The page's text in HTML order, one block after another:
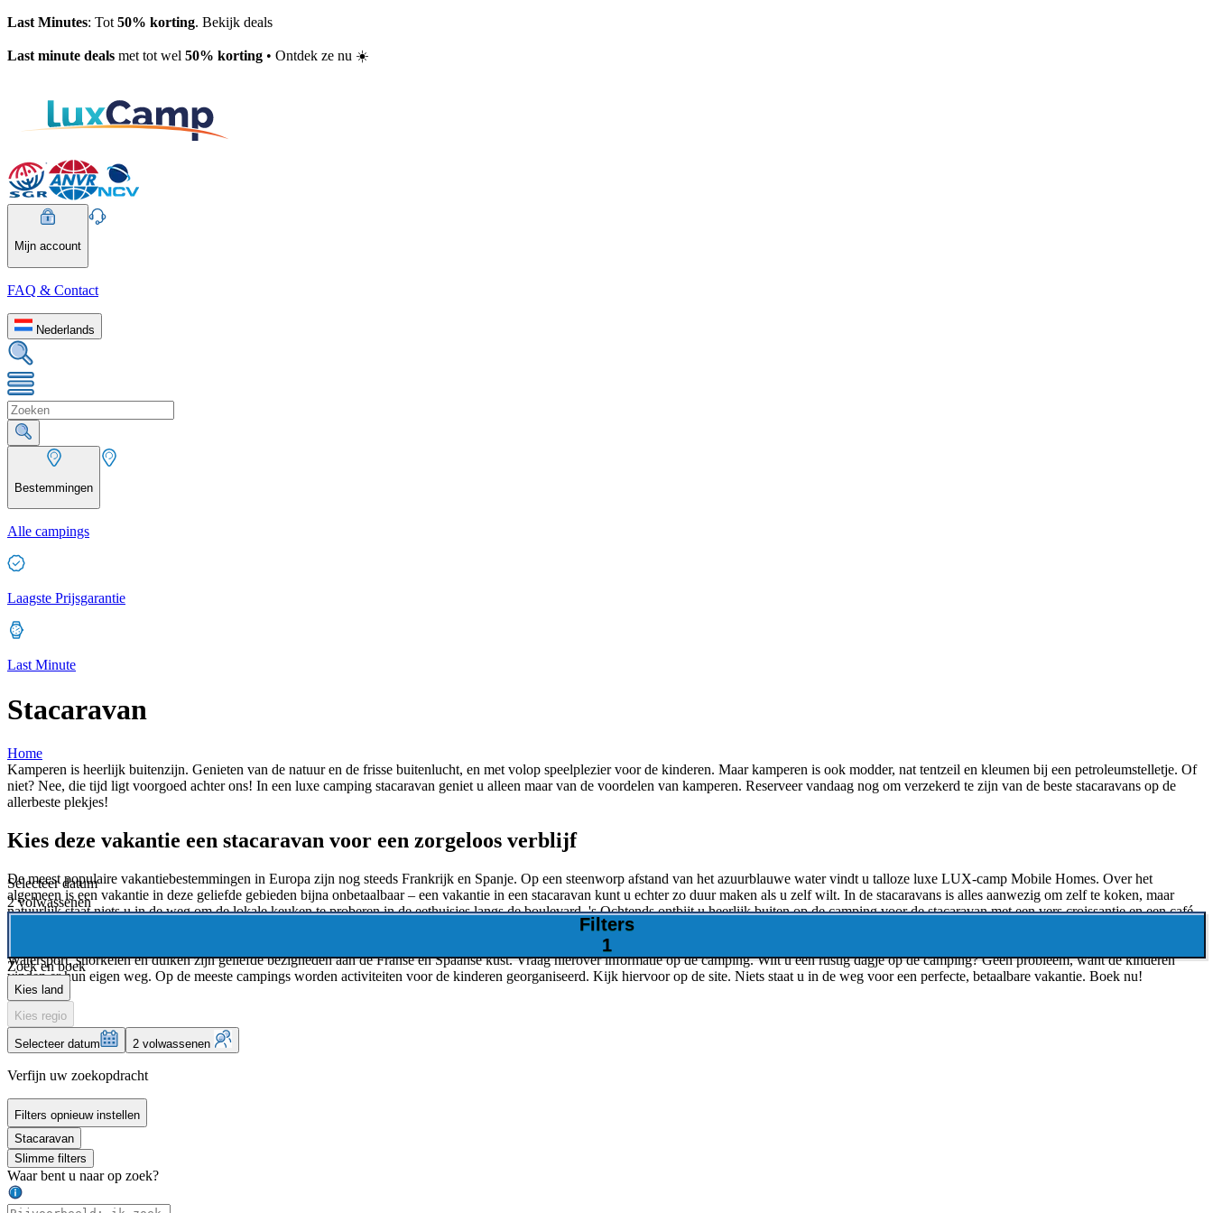
Last Minutes: Tot 50% korting. Bekijk deals
Last minute deals met tot wel 50% korting • Ontdek ze nu ☀️
Mijn account
FAQ & Contact
Nederlands
Bestemmingen
Alle campings
Laagste Prijsgarantie
Last Minute
Stacaravan
Home
Kamperen is heerlijk buitenzijn. Genieten van de natuur en de frisse buitenlucht, en met volop speelplezier voor de kinderen. Maar kamperen is ook modder, nat tentzeil en kleumen bij een petroleumstelletje. Of
niet? Nee, die tijd ligt voorgoed achter ons! In een luxe camping stacaravan geniet u alleen maar van de voordelen van kamperen. Reserveer vandaag nog om verzekerd te zijn van de beste stacaravans op de
allerbeste plekjes!
Kies deze vakantie een stacaravan voor een zorgeloos verblijf
De meest populaire vakantiebestemmingen in Europa zijn nog steeds Frankrijk en Spanje. Op een steenworp afstand van het azuurblauwe water vindt u talloze luxe LUX-camp Mobile Homes. Over het
algemeen is een vakantie in deze geliefde gebieden bijna onbetaalbaar – een vakantie in een stacaravan kunt u echter zo duur maken als u zelf wilt. In de stacaravans is alles aanwezig om zelf te koken, maar
natuurlijk staat niets u in de weg om de lokale keuken te proberen in de eethuisjes langs de boulevard. 's Ochtends ontbijt u heerlijk buiten op de camping voor de stacaravan met een vers croissantje en een café-
Watersport, snorkelen en duiken zijn geliefde bezigheden aan de Franse en Spaanse kust. Vraag hierover informatie op de camping. Wilt u een rustig dagje op de camping? Geen probleem, want de kinderen
vinden er hun eigen weg. Op de meeste campings worden activiteiten voor de kinderen georganiseerd. Kijk hiervoor op de site. Niets staat u in de weg voor een perfecte, betaalbare vakantie. Boek nu!
Selecteer datum
2 volwassenen
Filters
1
Zoek en boek
Kies land
Kies regio
Selecteer datum 2 volwassenen
Verfijn uw zoekopdracht
Filters opnieuw instellen
Stacaravan
Slimme filters
Waar bent u naar op zoek?